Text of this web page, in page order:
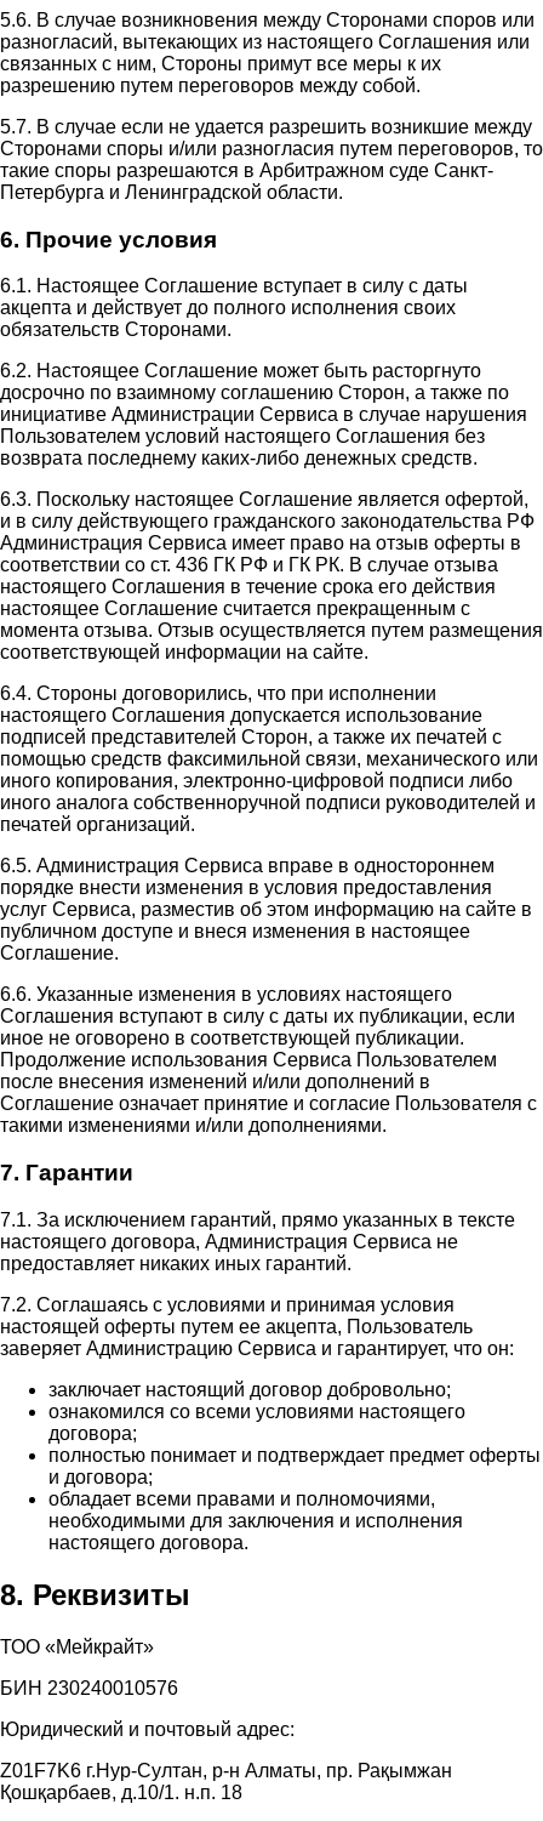
5.6. В случае возникновения между Сторонами споров или
разногласий, вытекающих из настоящего Соглашения или
связанных с ним, Стороны примут все меры к их
разрешению путем переговоров между собой.
5.7. В случае если не удается разрешить возникшие между
Сторонами споры и/или разногласия путем переговоров, то
такие споры разрешаются в Арбитражном суде Санкт-
Петербурга и Ленинградской области.
6. Прочие условия
6.1. Настоящее Соглашение вступает в силу с даты
акцепта и действует до полного исполнения своих
обязательств Сторонами.
6.2. Настоящее Соглашение может быть расторгнуто
досрочно по взаимному соглашению Сторон, а также по
инициативе Администрации Сервиса в случае нарушения
Пользователем условий настоящего Соглашения без
возврата последнему каких-либо денежных средств.
6.3. Поскольку настоящее Соглашение является офертой,
и в силу действующего гражданского законодательства РФ
Администрация Сервиса имеет право на отзыв оферты в
соответствии со ст. 436 ГК РФ и ГК РК. В случае отзыва
настоящего Соглашения в течение срока его действия
настоящее Соглашение считается прекращенным с
момента отзыва. Отзыв осуществляется путем размещения
соответствующей информации на сайте.
6.4. Стороны договорились, что при исполнении
настоящего Соглашения допускается использование
подписей представителей Сторон, а также их печатей с
помощью средств факсимильной связи, механического или
иного копирования, электронно-цифровой подписи либо
иного аналога собственноручной подписи руководителей и
печатей организаций.
6.5. Администрация Сервиса вправе в одностороннем
порядке внести изменения в условия предоставления
услуг Сервиса, разместив об этом информацию на сайте в
публичном доступе и внеся изменения в настоящее
Соглашение.
6.6. Указанные изменения в условиях настоящего
Соглашения вступают в силу с даты их публикации, если
иное не оговорено в соответствующей публикации.
Продолжение использования Сервиса Пользователем
после внесения изменений и/или дополнений в
Соглашение означает принятие и согласие Пользователя с
такими изменениями и/или дополнениями.
7. Гарантии
7.1. За исключением гарантий, прямо указанных в тексте
настоящего договора, Администрация Сервиса не
предоставляет никаких иных гарантий.
7.2. Соглашаясь с условиями и принимая условия
настоящей оферты путем ее акцепта, Пользователь
заверяет Администрацию Сервиса и гарантирует, что он:
заключает настоящий договор добровольно;
ознакомился со всеми условиями настоящего
договора;
полностью понимает и подтверждает предмет оферты
и договора;
обладает всеми правами и полномочиями,
необходимыми для заключения и исполнения
настоящего договора.
8. Реквизиты
ТОО «Мейкрайт»
БИН 230240010576
Юридический и почтовый адрес:
Z01F7K6 г.Нур-Султан, р-н Алматы, пр. Рақымжан
Қошқарбаев, д.10/1. н.п. 18